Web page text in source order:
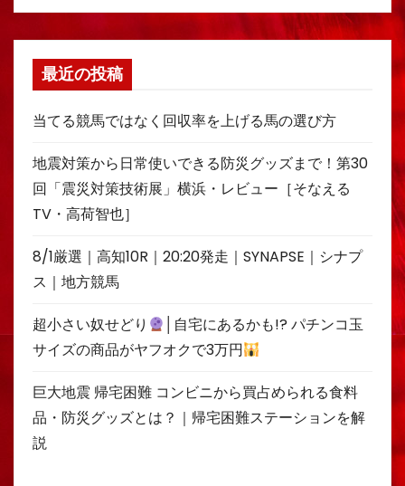
最近の投稿
当てる競馬ではなく回収率を上げる馬の選び方
地震対策から日常使いできる防災グッズまで！第30
回「震災対策技術展」横浜・レビュー［そなえる
TV・高荷智也］
8/1厳選｜高知10R｜20:20発走｜SYNAPSE｜シナプ
ス｜地方競馬
超小さい奴せどり
│自宅にあるかも!? パチンコ玉
サイズの商品がヤフオクで3万円
巨大地震 帰宅困難 コンビニから買占められる食料
品・防災グッズとは？｜帰宅困難ステーションを解
説